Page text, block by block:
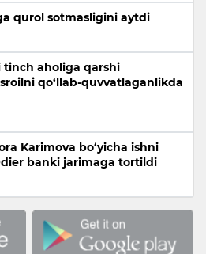
qurol sotmasligini aytdi
tinch aholiga qarshi
qo‘llab-quvvatlaganlikda
Karimova bo‘yicha ishni
banki jarimaga tortildi